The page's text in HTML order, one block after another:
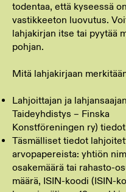
todentaa, että kyseessä on
vastikkeeton luovutus.
lahjakirjan itse tai pyytää
pohjan.
Mitä lahjakirjaan
Lahjoittajan ja
Taideyhdistys – Finska
Konstföreningen ry)
Täsmälliset tiedot
arvopapereista: yhtiön
osakemäärä tai rahasto-
määrä, ISIN-koodi (ISIN-